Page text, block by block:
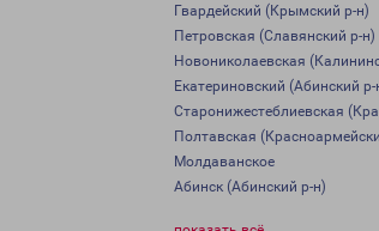
Гвардейский (Крымский р-н)
Петровская (Славянский р-н)
Новониколаевская
Екатериновский (Абинский р-
Старонижестеблиевская
Полтавская
Молдаванское
Абинск (Абинский р-н)